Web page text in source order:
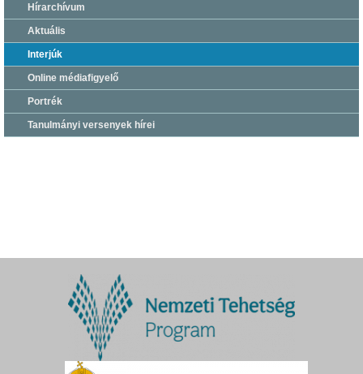
Hírarchívum
Aktuális
Interjúk
Online médiafigyelő
Portrék
Tanulmányi versenyek hírei